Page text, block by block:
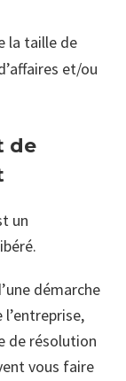
la taille de
et/ou
de
un
démarche
de résolution
vous faire